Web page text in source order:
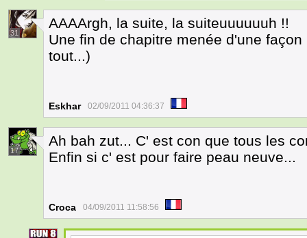
31
AAAArgh, la suite, la suiteuuuuuuh !!
Une fin de chapitre menée d'une
tout...)
Eskhar 02/09/2011 04:36:37
17
Ah bah zut... C' est con que tous les
Enfin si c' est pour faire peau neuve...
Croca 04/09/2011 11:58:56